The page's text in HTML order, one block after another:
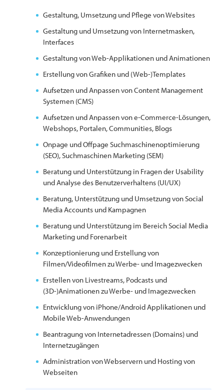
Gestaltung, Umsetzung und Pflege von Websites
Gestaltung und Umsetzung von Internetmasken,
Interfaces
Gestaltung von Web-Applikationen und Animationen
Erstellung von Grafiken und (Web-)Templates
Aufsetzen und Anpassen von Content Management
Systemen (CMS)
Aufsetzen und Anpassen von e-Commerce-Lösungen,
Webshops, Portalen, Communities, Blogs
Onpage und Offpage Suchmaschinenoptimierung
(SEO), Suchmaschinen Marketing (SEM)
Beratung und Unterstützung in Fragen der Usability
und Analyse des Benutzerverhaltens (UI/UX)
Beratung, Unterstützung und Umsetzung von Social
Media Accounts und Kampagnen
Beratung und Unterstützung im Bereich Social Media
Marketing und Forenarbeit
Konzeptionierung und Erstellung von
Filmen/Videofilmen zu Werbe- und Imagezwecken
Erstellen von Livestreams, Podcasts und
(3D-)Animationen zu Werbe- und Imagezwecken
Entwicklung von iPhone/Android Applikationen und
Mobile Web-Anwendungen
Beantragung von Internetadressen (Domains) und
Internetzugängen
Administration von Webservern und Hosting von
Webseiten